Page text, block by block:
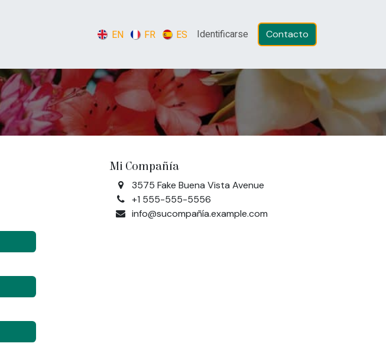
EN FR ES Identificarse Contacto​​​​
Mi Compañía
3575 Fake Buena Vista Avenue
+1 555-555-5556
info@sucompañía.example.com